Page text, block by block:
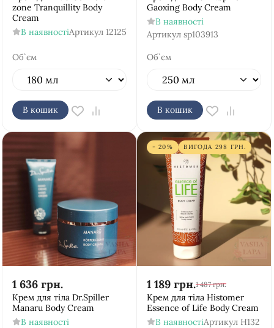
zone Tranquillity Body
Cream
В наявностіАртикул 12125
Об`єм
В кошик
Gaoxing Body Cream
В наявності
Артикул sp103913
Об`єм
В кошик
1 636 грн.
Крем для тіла Dr.Spiller
Manaru Body Cream
В наявності
- 20% ВИГОДА 298 ГРН.
1 189 грн.1 487 грн.
Крем для тіла Histomer
Essence of Life Body Cream
В наявностіАртикул H132